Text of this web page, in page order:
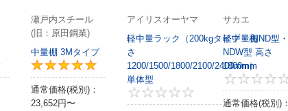
4.6
瀬戸内スチール
(旧：原田鋼業)
中量棚 3Mタイプ
5
通常価格(税別)：
23,652円〜
アイリスオーヤマ
軽中量ラック（200kgタイプ・高
さ
1200/1500/1800/2100/2400mm）
単体型
0
サカエ
軽中量棚ND型・
NDW型 高さ
1800mm
通常価格(税別)：